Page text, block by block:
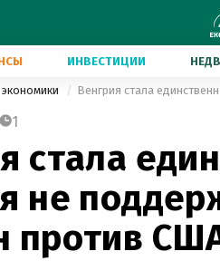
ИНВЕСТИЦИИ
Венгрия стала
1
стала
не
против